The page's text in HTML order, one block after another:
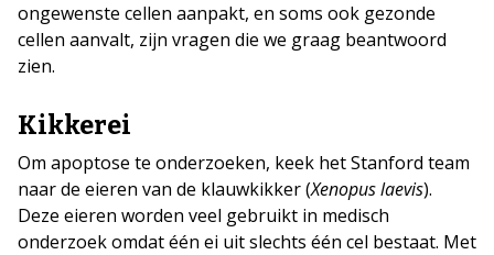
ongewenste cellen aanpakt, en soms ook gezonde
cellen aanvalt, zijn vragen die we graag beantwoord
zien.
Kikkerei
Om apoptose te onderzoeken, keek het Stanford team
naar de eieren van de klauwkikker (Xenopus laevis).
Deze eieren worden veel gebruikt in medisch
onderzoek omdat één ei uit slechts één cel bestaat. Met